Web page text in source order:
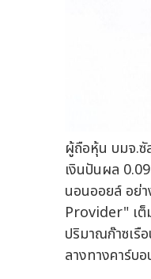
ผู้ถือหุ้น บมจ.ซั
เงินปันผล
นอนออยล์ อย่
Provider" เต็
ปริมาณก๊าซเรื
ลางทางคาร์บอ